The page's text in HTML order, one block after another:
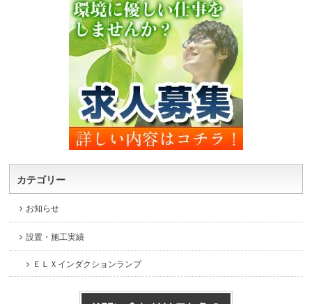
カテゴリー
お知らせ
設置・施工実績
ＥＬＸインダクションランプ